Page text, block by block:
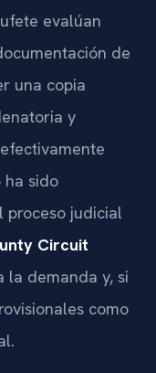
evalúan
de
una copia
y
ha sido
proceso judicial
Circuit
la demanda y, si
como